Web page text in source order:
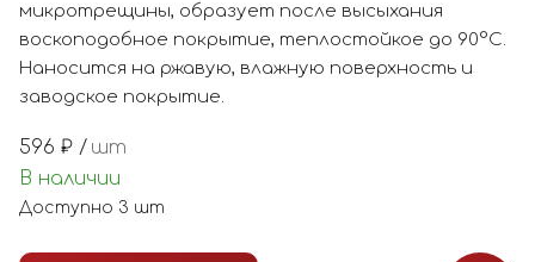
микротрещины, образует после высыхания
воскоподобное покрытие, теплостойкое до 90°С.
Наносится на ржавую, влажную поверхность и
заводское покрытие.
596 ₽ / шт
В наличии
Доступно 3 шт